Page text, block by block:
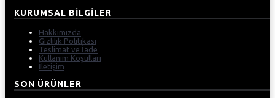
KURUMSAL BILGILER
Hakkımızda
Gizlilik Politikası
Teslimat ve İade
Kullanım Koşulları
İletişim
SON ÜRÜNLER